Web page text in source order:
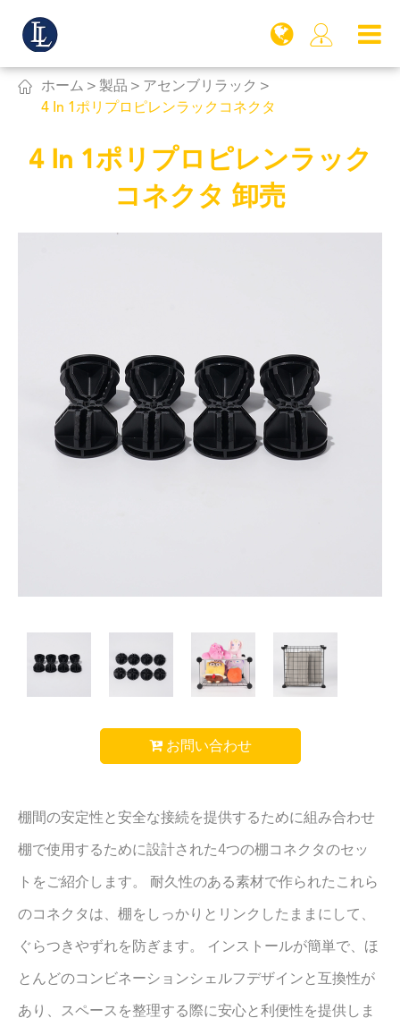

 ホーム 製品
アセンブリラック
4 In 1ポリプロピレンラックコネクタ
4 In 1ポリプロピレンラック
コネクタ 卸売
お問い合わせ
棚間の安定性と安全な接続を提供するために組み合わせ
棚で使用するために設計された4つの棚コネクタのセッ
トをご紹介します。 耐久性のある素材で作られたこれら
のコネクタは、棚をしっかりとリンクしたままにして、
ぐらつきやずれを防ぎます。 インストールが簡単で、ほ
とんどのコンビネーションシェルフデザインと互換性が
あり、スペースを整理する際に安心と利便性を提供しま